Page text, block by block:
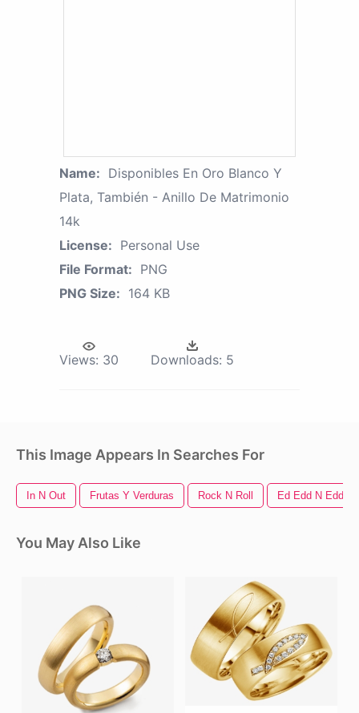
Name: Disponibles En Oro Blanco Y
Plata, También - Anillo De Matrimonio
14k
License: Personal Use
File Format: PNG
PNG Size: 164 KB
Views: 30 Downloads: 5
This Image Appears In Searches For
In N Out Frutas Y Verduras Rock N Roll Ed Edd N Eddy
You May Also Like